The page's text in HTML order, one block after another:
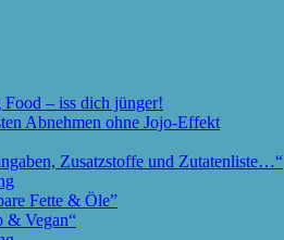
– iss dich jünger!
Abnehmen ohne Jojo-Effekt
Zusatzstoffe und Zutatenliste…“
Fette & Öle”
& Vegan“